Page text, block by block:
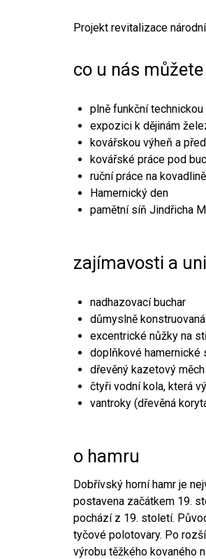
Projekt revitalizace
co u nás
plně funkční
expozici k dějinám
kovářskou výheň a
kovářské práce pod
ruční práce na kovadlině
Hamernický den
pamětní síň Jindřicha
zajímavosti a
nadhazovací buchar
důmyslně
excentrické nůžky na
doplňkové hamernické
dřevěný kazetový
čtyři vodní kola, která
vantroky (dřevěná
o hamru
Dobřívský horní hamr je
postavena začátkem 19.
pochází z 19. století.
tyčové polotovary. Po
výrobu těžkého kovaného